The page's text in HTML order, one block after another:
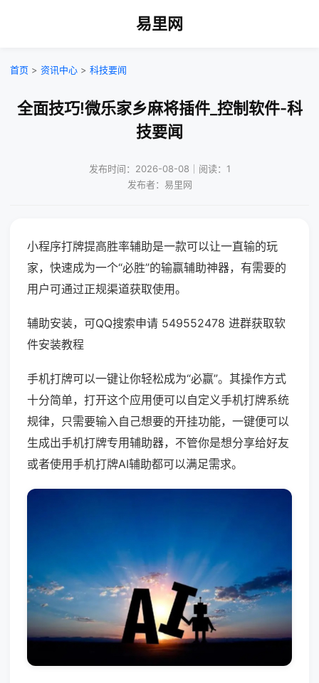
易里网
首页 > 资讯中心 > 科技要闻
全面技巧!微乐家乡麻将插件_控制软件-科
技要闻
发布时间：2026-08-08｜阅读：1
发布者：易里网
小程序打牌提高胜率辅助是一款可以让一直输的玩
家，快速成为一个“必胜”的输赢辅助神器，有需要的
用户可通过正规渠道获取使用。
辅助安装，可QQ搜索申请 549552478 进群获取软
件安装教程
手机打牌可以一键让你轻松成为“必赢”。其操作方式
十分简单，打开这个应用便可以自定义手机打牌系统
规律，只需要输入自己想要的开挂功能，一键便可以
生成出手机打牌专用辅助器，不管你是想分享给好友
或者使用手机打牌AI辅助都可以满足需求。